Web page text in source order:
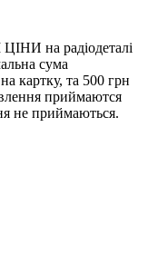
на радіодеталі
сума
картку, та 500 грн
приймаются
не приймаються.